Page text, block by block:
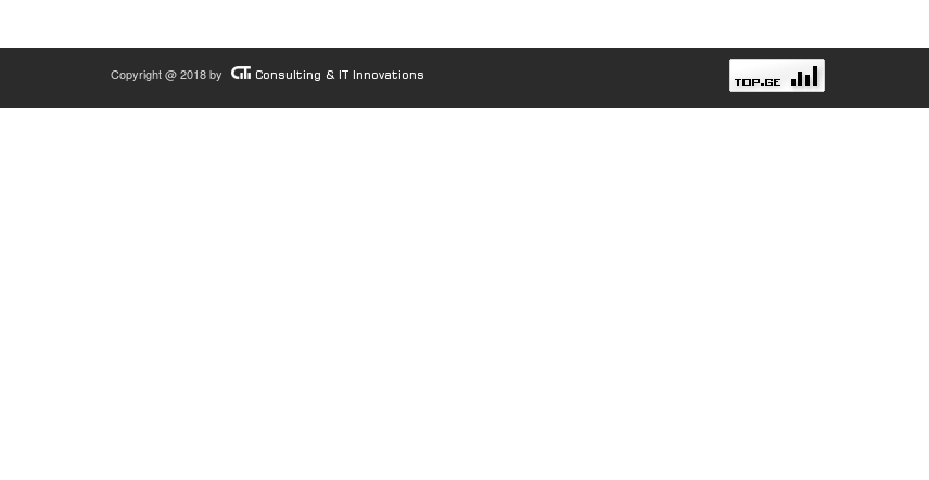
Copyright @ 2018 by Consulting & IT Innovations